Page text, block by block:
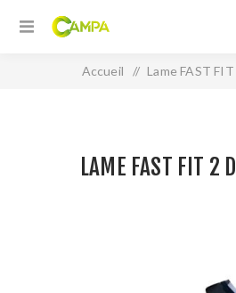
Accueil / Lame FAST
LAME FAST FIT 2